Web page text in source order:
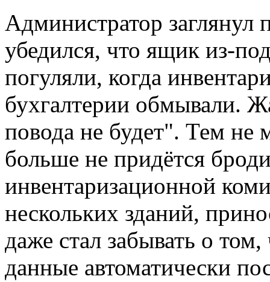
Администратор заглянул
убедился, что ящик из-
погуляли, когда
бухгалтерии обмывали.
повода не будет". Тем не
больше не придётся
инвентаризационной
нескольких зданий,
даже стал забывать о
данные автоматически